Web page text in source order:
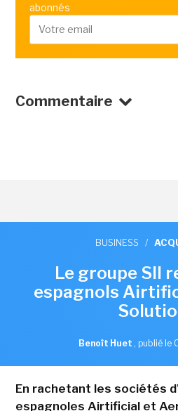
abonnés
Commentaire
BUSINESS /
Le groupe SII
espagnols
Benoît Huet , publié le
En rachetant les sociétés
espagnoles Airtificial et